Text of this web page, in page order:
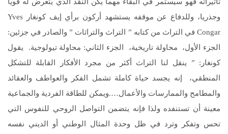
وجذريا، وللدفاع عن موقفه يستشهد أركون برأي إيف كونغار Yves
Congar في التراث من كتابه ” التراث والتراثات ” والصادر في جزئين:
الجزء الأول، محاولة تاريخية، الجزء الثاني: محاولة تيولوجية. يقول
كونغار: ” ينقل لنا التراث أكثر من مجرد الأفكار القابلة للتشكل
المنطقي، إنه يجسد حياة كاملة تشمل الفكر والعواطف والعقائد
والمطامح والممارسات والأعمال….ويمكن للطاقة الفردية والجماعية
معينة أن تستنفده ولذا فإنه يتضمن التواصل الروحي للنفوس التي
تحس وتفكر وترد في ظل وحدة المثال الوطني أو الديني نفسه